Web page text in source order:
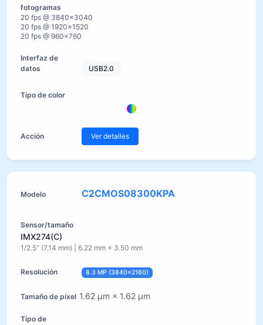
20 fps @ 3840×3040
20 fps @ 1920×1520
20 fps @ 960×760
USB2.0
Ver detalles
C2CMOS08300KPA
IMX274(C)
1/2.5" (7.14 mm) | 6.22 mm × 3.50 mm
8.3 MP (3840×2160)
1.62 µm × 1.62 µm